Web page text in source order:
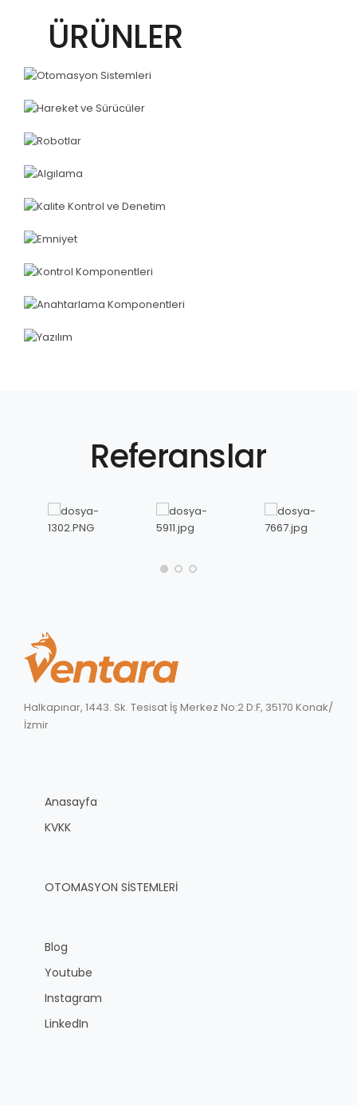
ÜRÜNLER
Referanslar
Halkapınar, 1443. Sk. Tesisat İş Merkez No:2 D:F, 35170 Konak/
İzmir
Anasayfa
KVKK
OTOMASYON SİSTEMLERİ
Blog
Youtube
Instagram
LinkedIn